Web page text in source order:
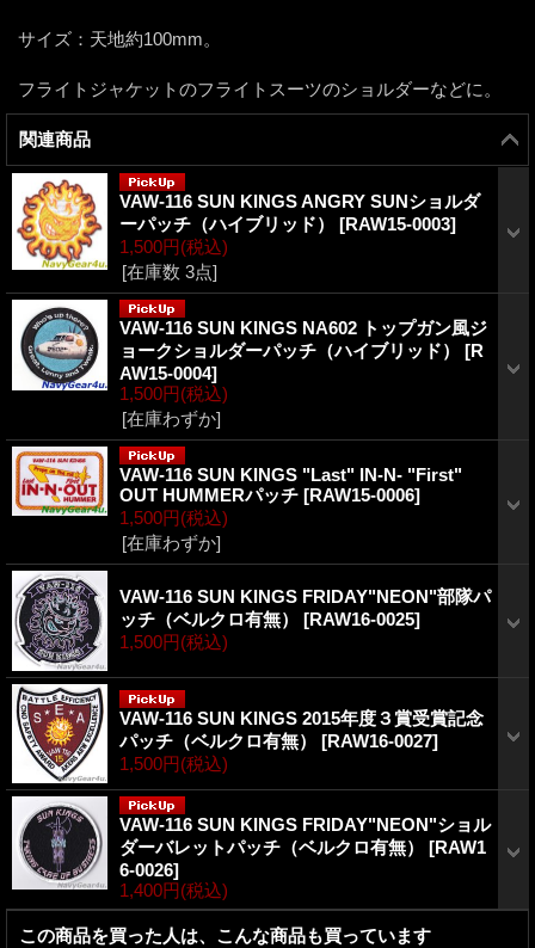
サイズ：天地約100mm。
フライトジャケットのフライトスーツのショルダーなどに。
関連商品
VAW-116 SUN KINGS ANGRY SUNショルダ
ーパッチ（ハイブリッド） [RAW15-0003]
1,500円(税込)
[在庫数 3点]
VAW-116 SUN KINGS NA602 トップガン風ジ
ョークショルダーパッチ（ハイブリッド） [R
AW15-0004]
1,500円(税込)
[在庫わずか]
VAW-116 SUN KINGS "Last" IN-N- "First"
OUT HUMMERパッチ [RAW15-0006]
1,500円(税込)
[在庫わずか]
VAW-116 SUN KINGS FRIDAY"NEON"部隊パ
ッチ（ベルクロ有無） [RAW16-0025]
1,500円(税込)
VAW-116 SUN KINGS 2015年度３賞受賞記念
パッチ（ベルクロ有無） [RAW16-0027]
1,500円(税込)
VAW-116 SUN KINGS FRIDAY"NEON"ショル
ダーバレットパッチ（ベルクロ有無） [RAW1
6-0026]
1,400円(税込)
この商品を買った人は、こんな商品も買っています